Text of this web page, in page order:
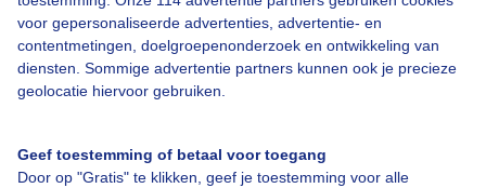
voor gepersonaliseerde advertenties, advertentie- en
contentmetingen, doelgroepenonderzoek en ontwikkeling van
diensten. Sommige advertentie partners kunnen ook je precieze
geolocatie hiervoor gebruiken.
Geef toestemming of betaal voor toegang
Door op "Gratis" te klikken, geef je toestemming voor alle
Bedrijfsgegevens